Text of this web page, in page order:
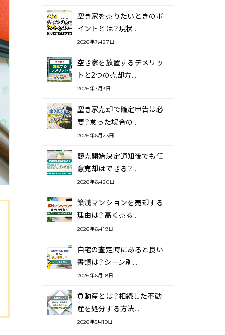
空き家を売りたいときのポ
イントとは？現状…
2026年7月27日
空き家を放置するデメリッ
トと2つの売却方…
2026年7月3日
空き家売却で確定申告は必
要？怠った場合の…
2026年6月23日
競売開始決定通知後でも任
意売却はできる？…
2026年6月20日
築浅マンションを売却する
理由は？高く売る…
2026年6月19日
自宅の査定時にあると良い
書類は？シーン別…
2026年6月18日
負動産とは？相続した不動
産を処分する方法…
2026年5月19日